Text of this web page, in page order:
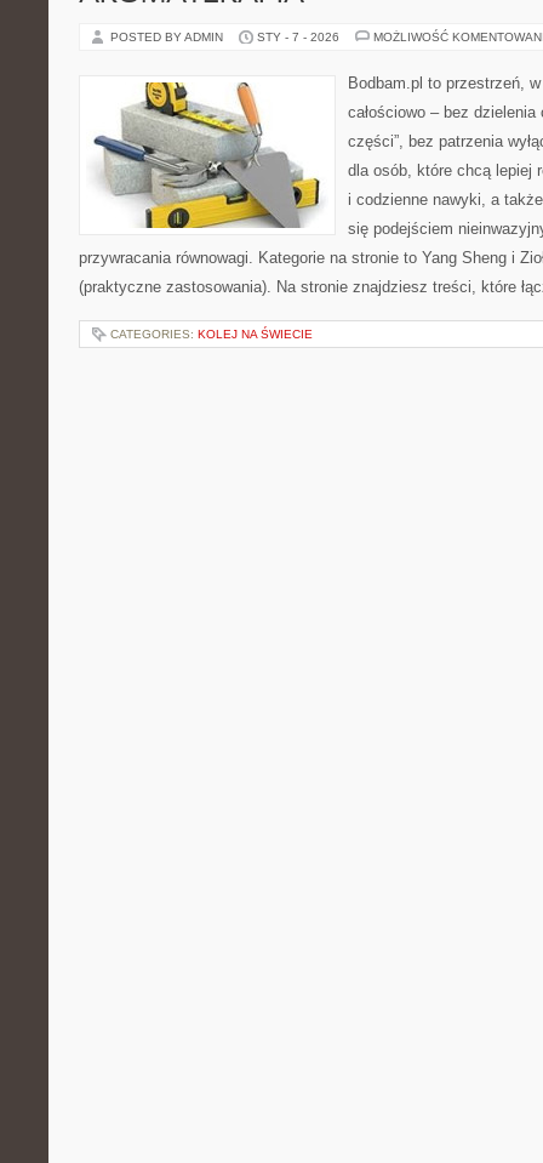
POSTED BY ADMIN STY - 7 - 2026 MOŻLIWOŚĆ
Bodbam.pl to przestrzeń,
całościowo – bez dzielenia
części”, bez patrzenia
dla osób, które chcą lepiej
i codzienne nawyki, a
się podejściem
przywracania równowagi. Kategorie na stronie to Yang Sheng i
(praktyczne zastosowania). Na stronie znajdziesz treści, które
CATEGORIES: KOLEJ NA ŚWIECIE